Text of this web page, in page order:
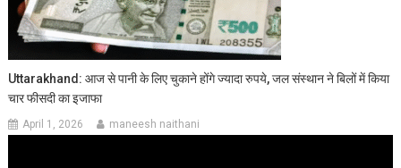
Uttarakhand: आज से पानी के लिए चुकाने होंगे ज्यादा रुपये, जल संस्थान ने बिलों में किया
चार फीसदी का इजाफा
April 1, 2026 maneesh naithani